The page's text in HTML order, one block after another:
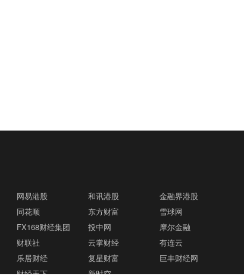
网易港股 和讯港股
金融界港股
同花顺 东方财富
雪球网
FX168财经集团 投中网
摩尔金融
财联社 云掌财经
有连云
乐居财经 复星财富
巨丰财经网
财经天下 新时空